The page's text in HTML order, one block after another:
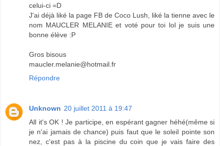
celui-ci =D
J'ai déjà liké la page FB de Coco Lush, liké la tienne avec le
nom MAUCLER MELANIE et voté pour toi lol je suis une
bonne élève :P
Gros bisous
maucler.melanie@hotmail.fr
Répondre
Unknown 20 juillet 2011 à 19:47
All it's OK ! Je participe, en espérant gagner héhé(même si
je n'ai jamais de chance) puis faut que le soleil pointe son
nez, c'est pas à la piscine du coin que je vais faire des